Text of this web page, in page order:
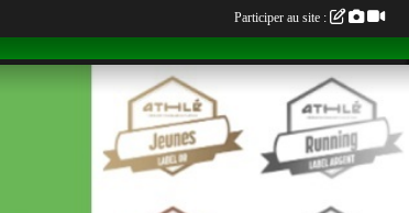
Participer au site :